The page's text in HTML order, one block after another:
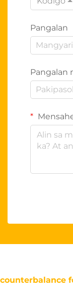
Pangalan
Pangalan
counterbalance